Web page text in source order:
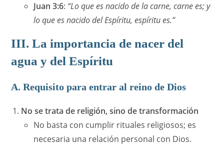
Juan 3:6: “Lo que es nacido de la carne, carne es; y
lo que es nacido del Espíritu, espíritu es.”
III. La importancia de nacer del
agua y del Espíritu
A. Requisito para entrar al reino de Dios
No se trata de religión, sino de transformación
No basta con cumplir rituales religiosos; es
necesaria una relación personal con Dios.